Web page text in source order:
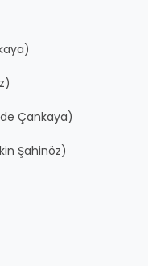
Çankaya)
Şahinöz)